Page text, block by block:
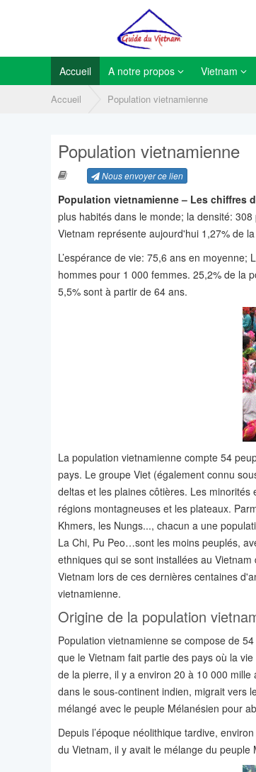
Accueil A notre propos Vietnam
Accueil Population vietnamienne
Population vietnamienne
Nous envoyer ce lien
Population vietnamienne – Les chiffres
plus habités dans le monde; la densité:
Vietnam représente aujourd'hui 1,27% de
L’espérance de vie: 75,6 ans en
hommes pour 1 000 femmes. 25,2% de la
5,5% sont à partir de 64 ans.
La population vietnamienne compte 54
pays. Le groupe Viet (également connu
deltas et les plaines côtières. Les
régions montagneuses et les plateaux.
Khmers, les Nungs..., chacun a une
La Chi, Pu Peo…sont les moins peuplés,
ethniques qui se sont installées au
Vietnam lors de ces dernières centaines
vietnamienne.
Origine de la population
Population vietnamienne se compose de
que le Vietnam fait partie des pays où la
de la pierre, il y a environ 20 à 10 000
dans le sous-continent indien, migrait vers
mélangé avec le peuple Mélanésien pour
Depuis l’époque néolithique tardive,
du Vietnam, il y avait le mélange du